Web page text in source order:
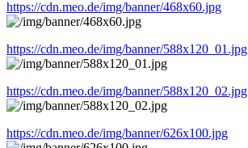
https://cdn.meo.de/img/banner/468x60.jpg
https://cdn.meo.de/img/banner/588x120_01.jpg
https://cdn.meo.de/img/banner/588x120_02.jpg
https://cdn.meo.de/img/banner/626x100.jpg